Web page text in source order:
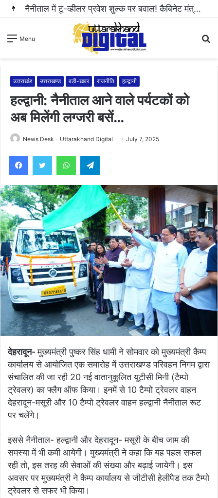
हल्द्वानी: महिला से अभद्रता करने और सोशल मीडिया पर धमकी भरा वीडियो वायरल करने वाला आरोपी गिरफ्तार..
Menu
उत्तराखंड उत्तराखण्ड बड़ी-खबर राजनीति हल्द्वानी
हल्द्वानी: नैनीताल आने वाले पर्यटकों को
अब मिलेंगी लग्जरी बसें…
News Desk - Uttarakhand Digital July 7, 2025
WhatsAppTelegram
देहरादून-मुख्यमंत्री पुष्कर सिंह धामी ने सोमवार को मुख्यमंत्री कैम्प
कार्यालय से आयोजित एक समारोह में उत्तराखण्ड परिवहन निगम द्वारा
संचालित की जा रही 20 नई वातानुकूलित यूटीसी मिनी (टैम्पो
ट्रेवलर) का फ्लैग ऑफ किया। इनमें से 10 टैम्पो ट्रेवलर वाहन
देहरादून-मसूरी और 10 टैम्पो ट्रेवलर वाहन हल्द्वानी नैनीताल रूट
पर चलेंगे।
इससे नैनीताल- हल्द्वानी और देहरादून- मसूरी के बीच जाम की
समस्या में भी कमी आयेगी। मुख्यमंत्री ने कहा कि यह पहल सफल
रही तो, इस तरह की सेवाओं की संख्या और बढ़ाई जायेगी। इस
अवसर पर मुख्यमंत्री ने कैम्प कार्यालय से जीटीसी हेलीपैड तक टैम्पो
ट्रेवलर से सफर भी किया।